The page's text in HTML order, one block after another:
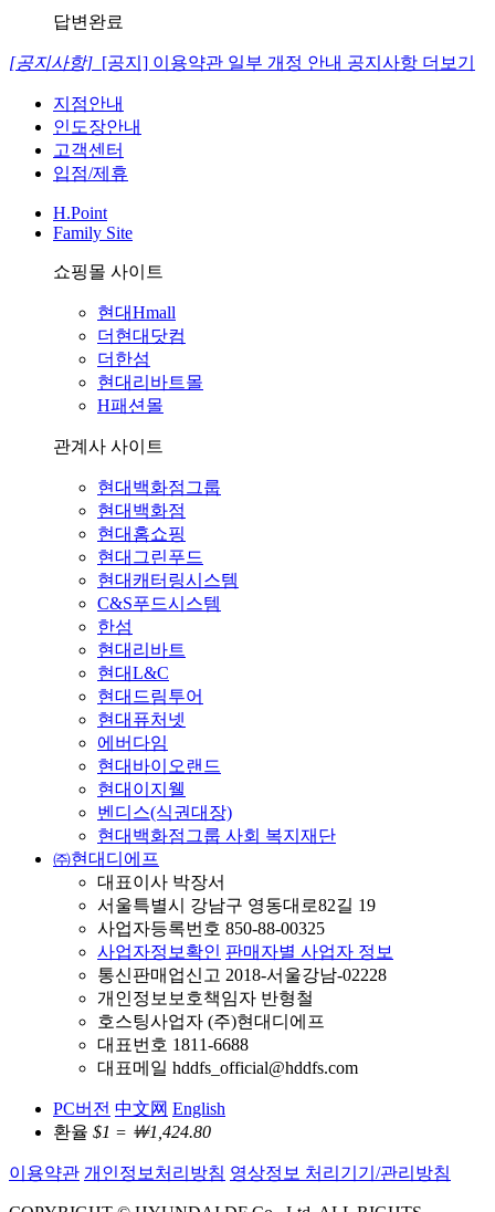
답변완료
[공지사항] [공지] 이용약관 일부 개정 안내 공지사항 더보기
지점안내
인도장안내
고객센터
입점/제휴
H.Point
Family Site
쇼핑몰 사이트
현대Hmall
더현대닷컴
더한섬
현대리바트몰
H패션몰
관계사 사이트
현대백화점그룹
현대백화점
현대홈쇼핑
현대그린푸드
현대캐터링시스템
C&S푸드시스템
한섬
현대리바트
현대L&C
현대드림투어
현대퓨처넷
에버다임
현대바이오랜드
현대이지웰
벤디스(식권대장)
현대백화점그룹 사회 복지재단
㈜현대디에프
대표이사 박장서
서울특별시 강남구 영동대로82길 19
사업자등록번호 850-88-00325
사업자정보확인 판매자별 사업자 정보
통신판매업신고 2018-서울강남-02228
개인정보보호책임자 반형철
호스팅사업자 (주)현대디에프
대표번호 1811-6688
대표메일 hddfs_official@hddfs.com
PC버전 中文网 English
환율 $1 = ￦1,424.80
이용약관 개인정보처리방침 영상정보 처리기기/관리방침